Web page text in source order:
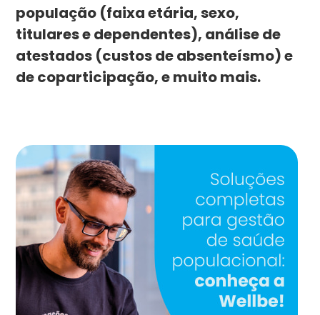
população (faixa etária, sexo,
titulares e dependentes), análise de
atestados (custos de absenteísmo) e
de coparticipação, e muito mais.